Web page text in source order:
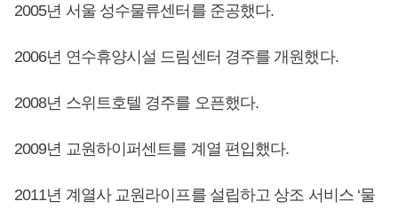
2005년 서울 성수물류센터를 준공했다.
2006년 연수휴양시설 드림센터 경주를 개원했다.
2008년 스위트호텔 경주를 오픈했다.
2009년 교원하이퍼센트를 계열 편입했다.
2011년 계열사 교원라이프를 설립하고 상조 서비스 ‘물